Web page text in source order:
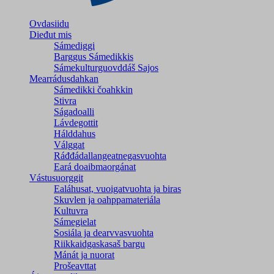
Ovdasiidu
Dieđut mis
Sámediggi
Barggus Sámedikkis
Sámekulturguovddáš Sajos
Mearrádusdahkan
Sámedikki čoahkkin
Stivra
Ságadoalli
Lávdegottit
Hálddahus
Válggat
Ráđđádallangeatnegas­vuohta
Eará doaibmaorgánat
Vástusuorggit
Ealáhusat, vuoigatvuohta ja biras
Skuvlen ja oahppamateriála
Kultuvra
Sámegielat
Sosiála ja dearvvasvuohta
Riikkaidgaskasaš bargu
Mánát ja nuorat
Prošeavttat